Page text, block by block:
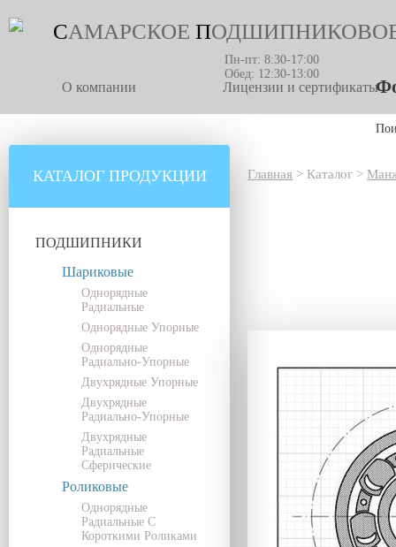
САМАРСКОЕ П
Пн-пт: 8:30-17:00
Обед: 12:30-13:00
О компании Лицензии и сертификаты
КАТАЛОГ ПРОДУКЦИИ
ПОДШИПНИКИ
Шариковые
Однорядные
Радиальные
Однорядные Упорные
Однорядные
Радиально-Упорные
Двухрядные Упорные
Двухрядные
Радиально-Упорные
Двухрядные
Радиальные
Сферические
Роликовые
Однорядные
Радиальные С
Короткими Роликами
Главная > Каталог >